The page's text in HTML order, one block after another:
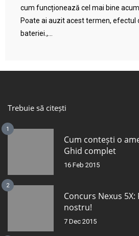
cum funcționează cel mai bine
Poate ai auzit acest termen, efectul
bateriei.,...
Trebuie să citești
1
Cum contești o
Ghid complet
16 Feb 2015
2
Concurs Nexus
nostru!
7 Dec 2015